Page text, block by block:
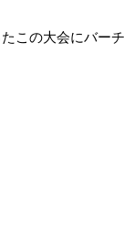
この大会にバー